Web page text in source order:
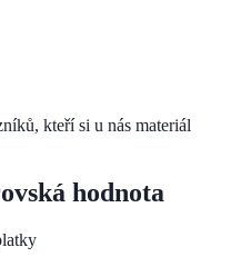
kteří si u nás materiál
hodnota